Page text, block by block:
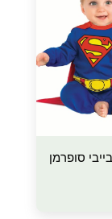
סופרמן